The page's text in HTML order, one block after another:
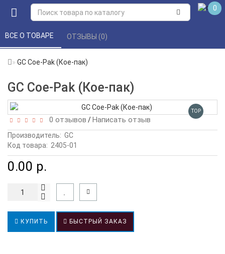
0
GC Coe-Pak (Кое-пак)
GC Coe-Pak (Кое-пак)
ВСЕ О ТОВАРЕ ОТЗЫВЫ (0)
TOP
0 отзывов /Написать отзыв
Производитель: GC
Код товара: 2405-01
0.00 р.
КУПИТЬ БЫСТРЫЙ ЗАКАЗ